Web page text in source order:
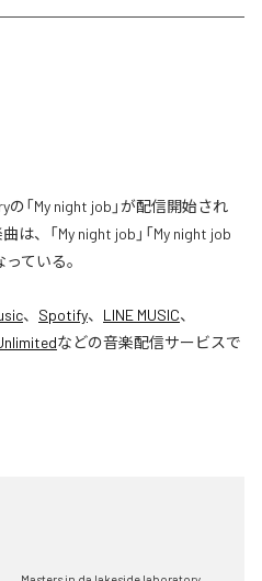
「My night job」が配信開始され
、「My night job」「My night job
ている。
、 Spotify、 LINE MUSIC、
などの音楽配信サービスで